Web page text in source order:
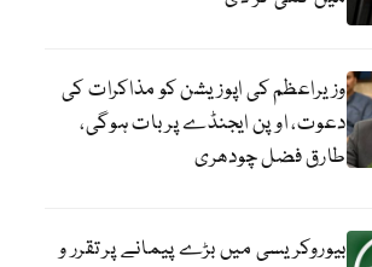
وزیراعظم کی اپوزیشن کو مذاکرات کی
دعوت، اوپن ایجنڈے پر بات ہوگی،
طارق فضل چودھری
بیوروکریسی میں بڑے پیمانے پر تقرر و